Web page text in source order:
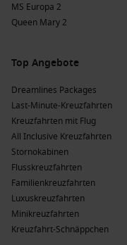
MS Europa 2
Queen Mary 2
Top Angebote
Dreamlines Packages
Last-Minute-Kreuzfahrten
Kreuzfahrten mit Flug
All Inclusive Kreuzfahrten
Stornokabinen
Flusskreuzfahrten
Familienkreuzfahrten
Luxuskreuzfahrten
Minikreuzfahrten
Kreuzfahrt-Schnäppchen